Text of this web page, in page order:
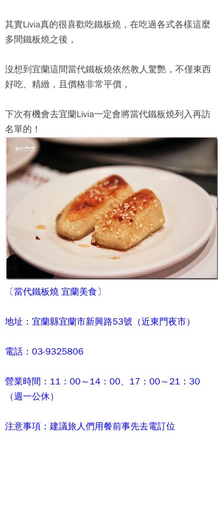
其實Livia真的很喜歡吃鐵板燒，在吃過各式各樣這麼
多間鐵板燒之後，
沒想到宜蘭這間當代鐵板燒依然教人驚艷，不僅東西
好吃、精緻，且價格非常平價，
下次有機會去宜蘭Livia一定會將當代鐵板燒列入再訪
名單的！
〔當代鐵板燒 宜蘭美食〕
地址：宜蘭縣宜蘭市新興路53號（近東門夜市）
電話：03-9325806
營業時間：11：00～14：00、17：00～21：30
（週一公休）
注意事項：建議旅人們用餐前事先去電訂位